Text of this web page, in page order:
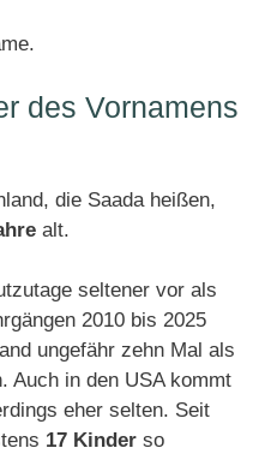
des Vornamens
die Saada heißen,
alt.
seltener vor als
2010 bis 2025
ungefähr zehn Mal als
Auch in den USA kommt
eher selten. Seit
17 Kinder so